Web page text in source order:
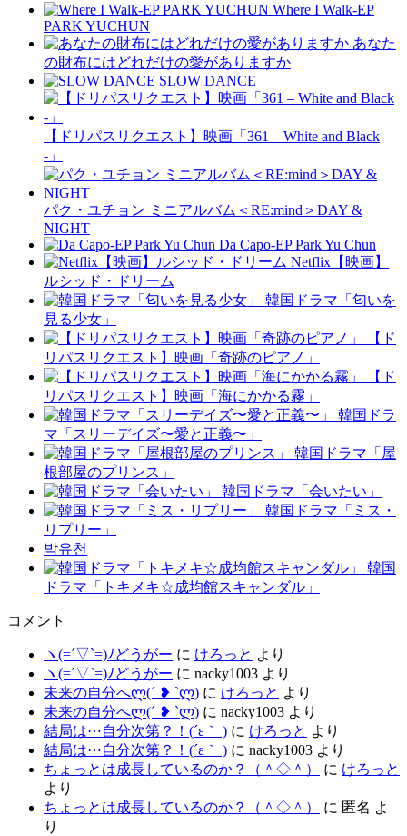
Where I Walk-EP
PARK YUCHUN
あなた
の財布にはどれだけの愛がありますか
SLOW DANCE
【ドリパスリクエスト】映画「361 – White and Black
-」
パク・ユチョン ミニアルバム＜RE:mind＞DAY &
NIGHT
Da Capo-EP Park Yu Chun
Netflix【映画】
ルシッド・ドリーム
韓国ドラマ「匂いを
見る少女」
【ド
リパスリクエスト】映画「奇跡のピアノ」
【ド
リパスリクエスト】映画「海にかかる霧」
韓国ドラ
マ「スリーデイズ〜愛と正義〜」
韓国ドラマ「屋
根部屋のプリンス」
韓国ドラマ「会いたい」
韓国ドラマ「ミス・
リプリー」
박유천
韓国
ドラマ「トキメキ☆成均館スキャンダル」
コメント
ヽ(=´▽`=)ﾉどうがー に けろっと より
ヽ(=´▽`=)ﾉどうがー に nacky1003 より
未来の自分へლ⁠(⁠´⁠ ⁠❥⁠ ⁠`⁠ლ⁠) に けろっと より
未来の自分へლ⁠(⁠´⁠ ⁠❥⁠ ⁠`⁠ლ⁠) に nacky1003 より
結局は⋯自分次第？！(´ε｀ ) に けろっと より
結局は⋯自分次第？！(´ε｀ ) に nacky1003 より
ちょっとは成長しているのか？（＾◇＾）
に けろっと
より
ちょっとは成長しているのか？（＾◇＾）
に 匿名 よ
り